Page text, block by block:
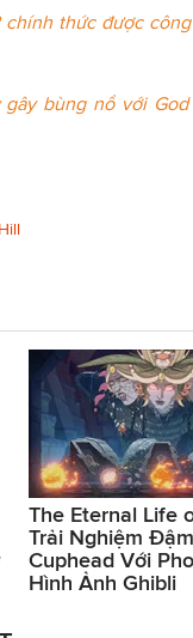
chính thức được
gây bùng nổ với
The Eternal Life
Trải Nghiệm
Cuphead Với
Hình Ảnh Ghibli